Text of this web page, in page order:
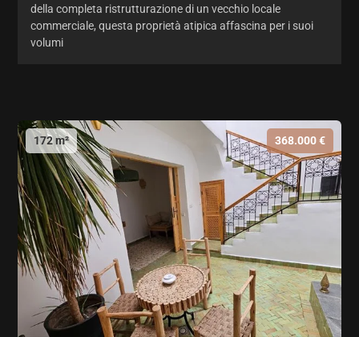
della completa ristrutturazione di un vecchio locale
commerciale, questa proprietà atipica affascina per i suoi
volumi
172 m² 368.000 €